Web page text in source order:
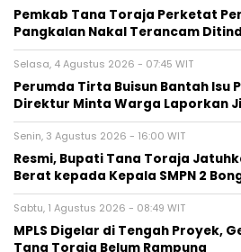
Pemkab Tana Toraja Perketat
Pangkalan Nakal Terancam
Selasa, 4 Agustus 2026 - 07:45 WIT
Perumda Tirta Buisun Bantah Isu
Direktur Minta Warga Laporkan
Senin, 3 Agustus 2026 - 16:00 WIT
Resmi, Bupati Tana Toraja
Berat kepada Kepala SMPN 2
Sabtu, 1 Agustus 2026 - 08:49 WIT
MPLS Digelar di Tengah Proyek,
Tana Toraja Belum Rampung